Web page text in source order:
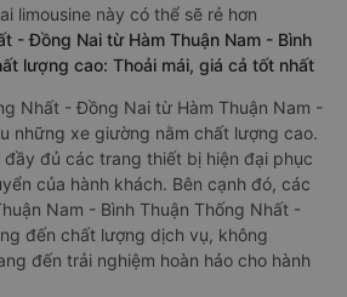
limousine này có thể sẽ rẻ hơn
- Đồng Nai từ Hàm Thuận Nam - Bình
lượng cao: Thoải mái, giá cả tốt nhất
Nhất - Đồng Nai từ Hàm Thuận Nam -
những xe giường nằm chất lượng cao.
đủ các trang thiết bị hiện đại phục
của hành khách. Bên cạnh đó, các
Nam - Bình Thuận Thống Nhất -
đến chất lượng dịch vụ, không
đến trải nghiệm hoàn hảo cho hành